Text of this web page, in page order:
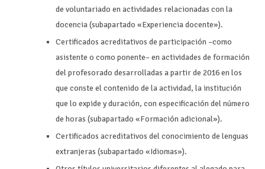
de voluntariado en actividades relacionadas con la
docencia (subapartado «Experiencia docente»).
Certificados acreditativos de participación –como
asistente o como ponente– en actividades de formación
del profesorado desarrolladas a partir de 2016 en los
que conste el contenido de la actividad, la institución
que lo expide y duración, con especificación del número
de horas (subapartado «Formación adicional»).
Certificados acreditativos del conocimiento de lenguas
extranjeras (subapartado «Idiomas»).